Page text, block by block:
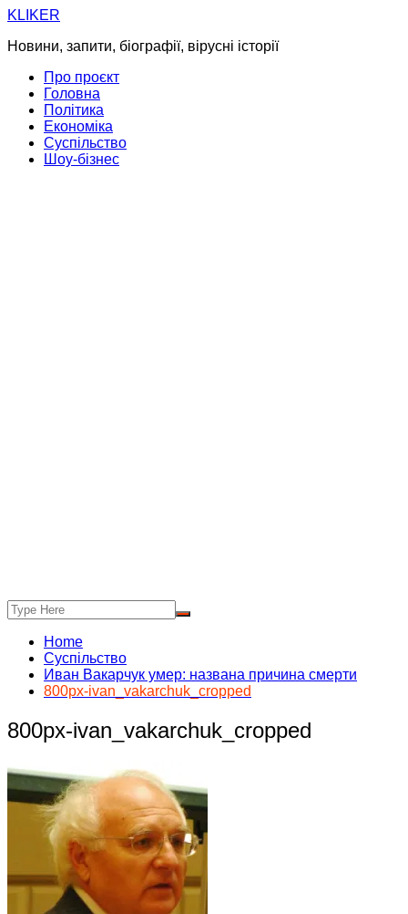
Skip
content
KLIKER
Новини, запити, біографії, вірусні історії
Про проєкт
Головна
Політика
Економіка
Суспільство
Шоу-бізнес
Home
Суспільство
Иван Вакарчук умер: названа причина смерти
800px-ivan_vakarchuk_cropped
800px-ivan_vakarchuk_cropped